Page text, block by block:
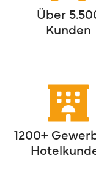
Über
Kunden
1200+